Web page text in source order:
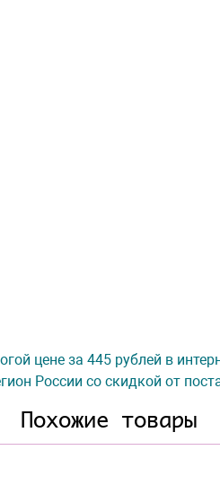
цене за 445 рублей в
России со скидкой от
Похожие товары